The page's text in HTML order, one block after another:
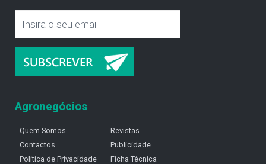
Agronegócios
Quem Somos
Contactos
Política de Privacidade
Revistas
Publicidade
Ficha Técnica